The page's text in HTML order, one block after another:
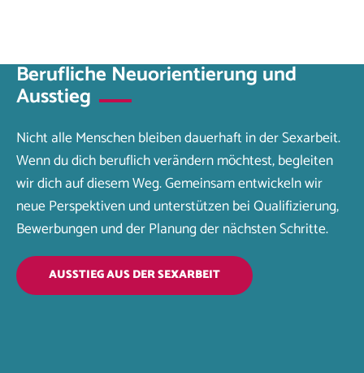
Berufliche Neuorientierung und
Ausstieg
Nicht alle Menschen bleiben dauerhaft in der Sexarbeit.
Wenn du dich beruflich verändern möchtest, begleiten
wir dich auf diesem Weg. Gemeinsam entwickeln wir
neue Perspektiven und unterstützen bei Qualifizierung,
Bewerbungen und der Planung der nächsten Schritte.
AUSSTIEG AUS DER SEXARBEIT